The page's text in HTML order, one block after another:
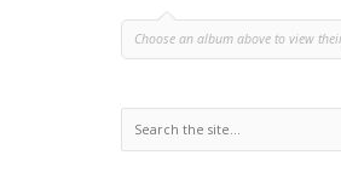
Choose an album above to view